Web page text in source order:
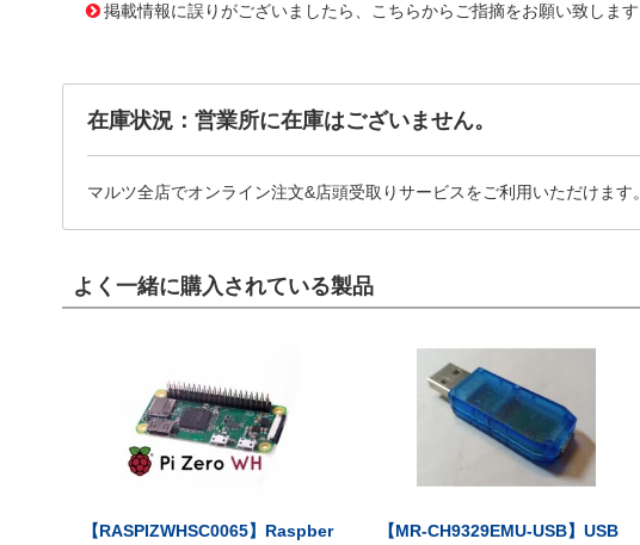
掲載情報に誤りがございましたら、こちらからご指摘をお願い致します
在庫状況：営業所に在庫はございません。
マルツ全店でオンライン注文&店頭受取りサービスをご利用いただけます。
よく一緒に購入されている製品
【RASPIZWHSC0065】Raspber
【MR-CH9329EMU-USB】USB